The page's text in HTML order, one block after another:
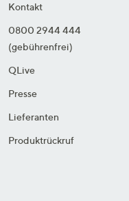
Kontakt
0800 2944 444
(gebührenfrei)
QLive
Presse
Lieferanten
Produktrückruf